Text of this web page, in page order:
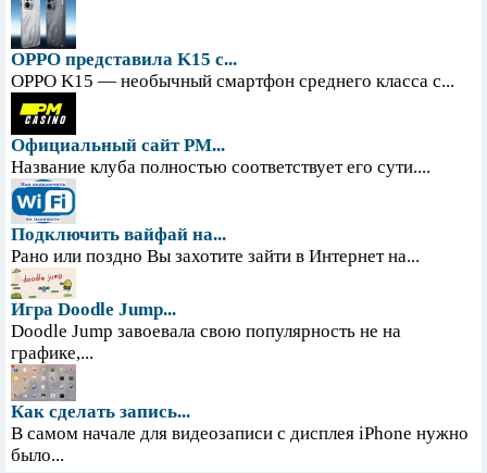
OPPO представила K15 с...
OPPO K15 — необычный смартфон среднего класса с...
Официальный сайт PM...
Название клуба полностью соответствует его сути....
Подключить вайфай на...
Рано или поздно Вы захотите зайти в Интернет на...
Игра Doodle Jump...
Doodle Jump завоевала свою популярность не на
графике,...
Как сделать запись...
В самом начале для видеозаписи с дисплея iPhone нужно
было...